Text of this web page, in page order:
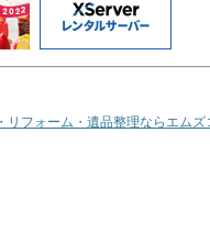
リフォーム・遺品整理ならエム